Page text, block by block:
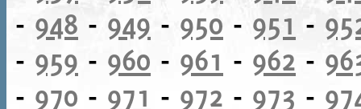
- 948 - 949 - 950 - 951 -
- 959 - 960 - 961 - 962 -
- 970 - 971 - 972 - 973 -